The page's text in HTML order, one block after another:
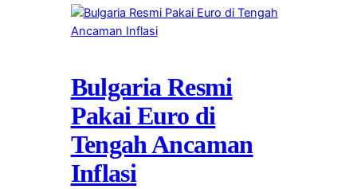
Bulgaria Resmi
Pakai Euro di
Tengah Ancaman
Inflasi